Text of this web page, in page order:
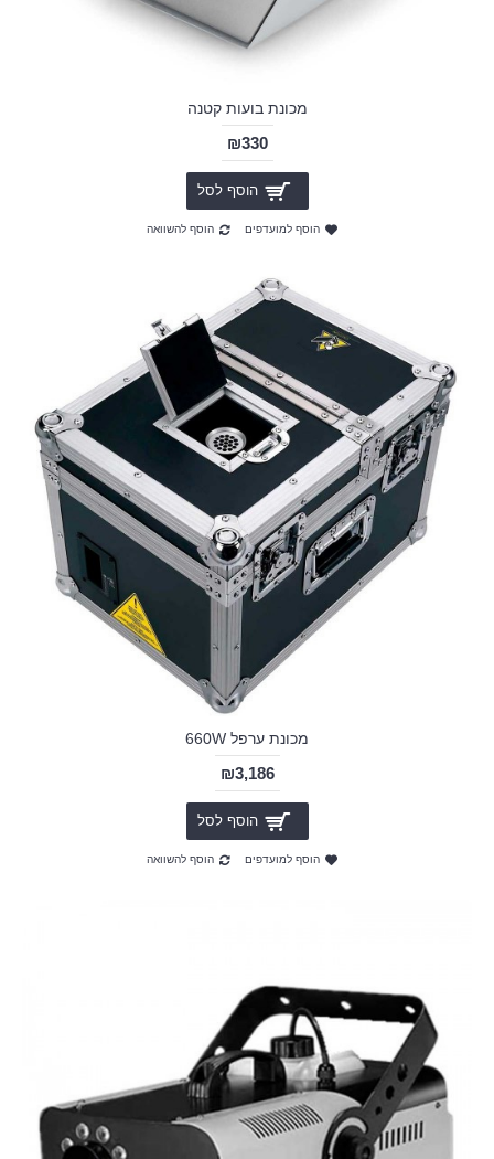
מכונת בועות קטנה
₪330
הוסף לסל
הוסף למועדפים הוסף להשוואה
מכונת ערפל 660W
₪3,186
הוסף לסל
הוסף למועדפים הוסף להשוואה